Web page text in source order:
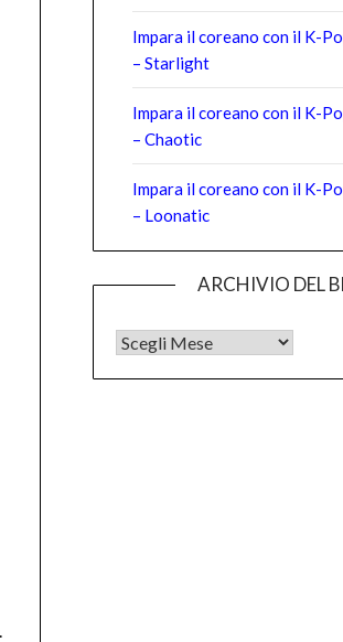
Impara il coreano con il K-
– Starlight
Impara il coreano con il K-
– Chaotic
Impara il coreano con il K-
– Loonatic
ARCHIVIO DEL